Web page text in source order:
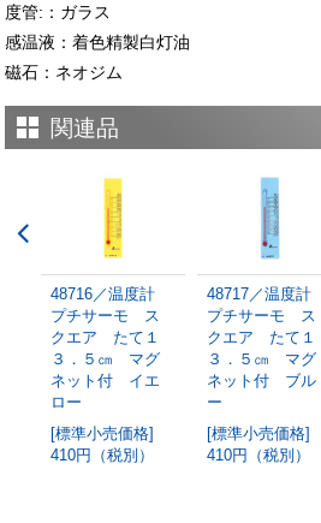
度管:：ガラス
感温液：着色精製白灯油
磁石：ネオジム
関連品
48716／温度計
プチサーモ ス
クエア たて１
３．５㎝ マグ
ネット付 イエ
ロー
[標準小売価格]
410円（税別）
48717／温度計
プチサーモ ス
クエア たて１
３．５㎝ マグ
ネット付 ブル
ー
[標準小売価格]
410円（税別）